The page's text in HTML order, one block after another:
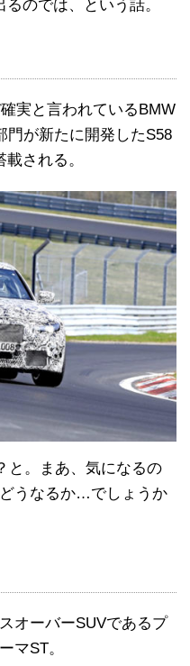
のでは、という話。
実と言われているBMW
門が新たに開発したS58
される。
と。まあ、気になるの
うなるか…でしょうか
オーバーSUVであるプ
マST。